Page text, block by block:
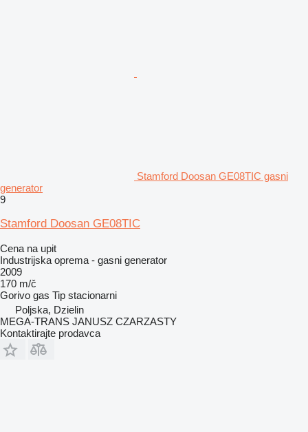
Stamford Doosan GE08TIC gasni
generator
9
Stamford Doosan GE08TIC
Cena na upit
Industrijska oprema - gasni generator
2009
170 m/č
Gorivo gas Tip stacionarni
Poljska, Dzielin
MEGA-TRANS JANUSZ CZARZASTY
Kontaktirajte prodavca